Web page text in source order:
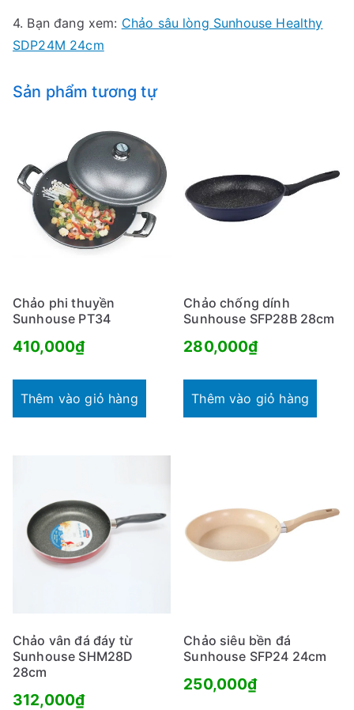
4. Bạn đang xem: Chảo sâu lòng Sunhouse Healthy
SDP24M 24cm
Sản phẩm tương tự
Chảo phi thuyền
Sunhouse PT34
410,000₫
Thêm vào giỏ hàng
Chảo chống dính
Sunhouse SFP28B 28cm
280,000₫
Thêm vào giỏ hàng
Chảo vân đá đáy từ
Sunhouse SHM28D
28cm
312,000₫
Chảo siêu bền đá
Sunhouse SFP24 24cm
250,000₫